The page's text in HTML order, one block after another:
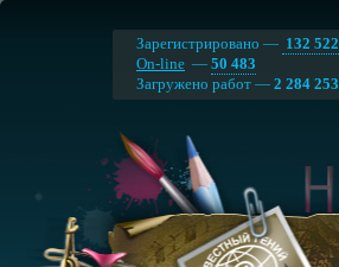
Зарегистрировано — 132 522
On-line — 50 483
Загружено работ — 2 284 253